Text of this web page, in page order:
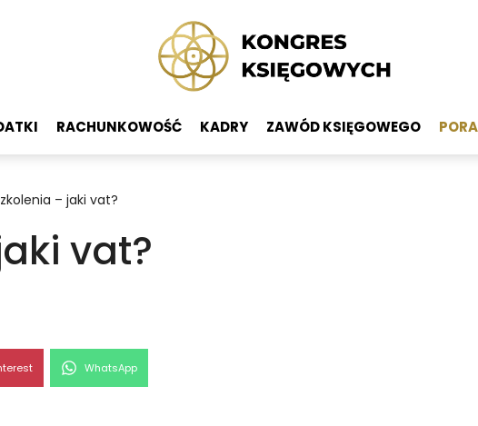
RACHUNKOWOŚĆ KADRY ZAWÓD KSIĘGOWEGO
– jaki vat?
vat?
Share
WhatsApp